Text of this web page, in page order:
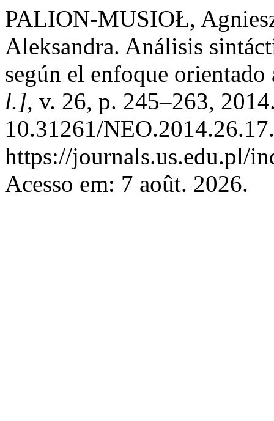
PALION-MUSIOŁ,
Aleksandra. Análisis
según el enfoque
l.], v. 26, p. 245–263,
10.31261/
https://journals.us.edu.pl/
Acesso em: 7 août. 2026.